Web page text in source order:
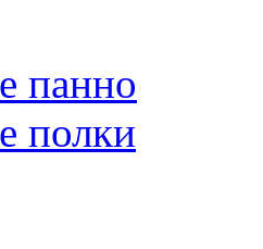
панно
полки